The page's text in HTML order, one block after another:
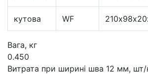
кутова WF
Вага, кг
0.450
Витрата при ширині шва 12 мм,